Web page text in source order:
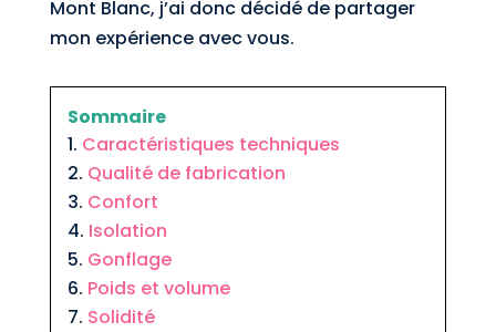
Mont Blanc, j’ai donc décidé de partager
mon expérience avec vous.
Sommaire
Caractéristiques techniques
Qualité de fabrication
Confort
Isolation
Gonflage
Poids et volume
Solidité